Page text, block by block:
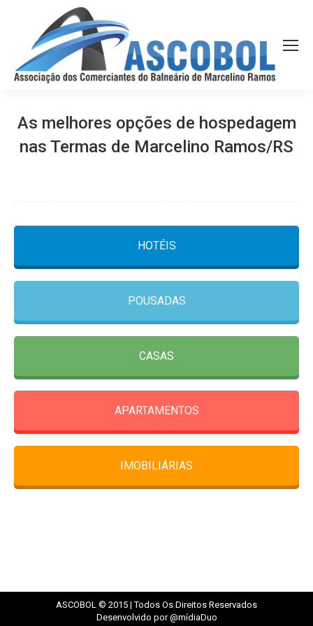
As melhores opções de hospedagem
nas Termas de Marcelino Ramos/RS
HOTÉIS
POUSADAS
CASAS
APARTAMENTOS
IMOBILIÁRIAS
ASCOBOL © 2015 | Todos Os Direitos Reservados
Desenvolvido por @mídiaDuo